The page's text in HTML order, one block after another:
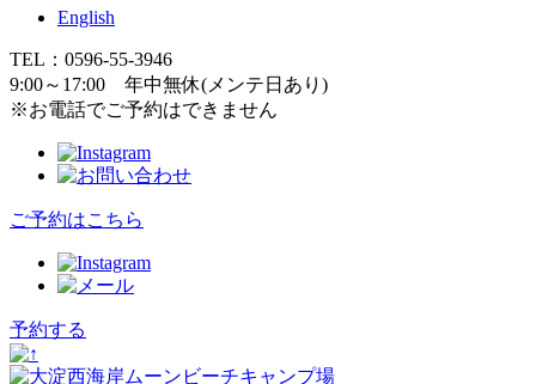
English
TEL：0596-55-3946
9:00～17:00 年中無休(メンテ日あり)
※お電話でご予約はできません
ご予約はこちら
予約する